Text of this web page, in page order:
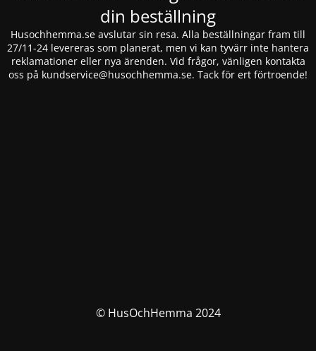
din beställning
Husochhemma.se avslutar sin resa. Alla beställningar fram till
27/11-24 levereras som planerat, men vi kan tyvärr inte hantera
reklamationer eller nya ärenden. Vid frågor, vänligen kontakta
oss på kundservice@husochhemma.se. Tack för ert förtroende!
© HusOchHemma 2024